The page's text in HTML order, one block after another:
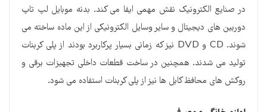
در صنایع الکترونیک نقش مهمی ایفا می کند. بدنه موبایل لپ تاپ
دوربین های دیجیتال و سایر وسایل الکترونیکی از این ماده ساخته می
شوند. CD و DVD نیز که زمانی بسیار پرکاربرد بودند از پلی کربنات
تولید می شدند. همچنین در ساخت قطعات داخلی تجهیزات برقی و
روکش های محافظ کابل ها نیز از پلی کربنات استفاده می شود.